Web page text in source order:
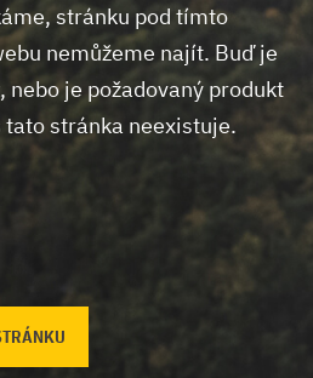
stránku pod tímto
nemůžeme najít. Buď je
nebo je požadovaný produkt
tato stránka neexistuje.